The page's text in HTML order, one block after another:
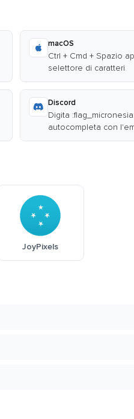
macOS
Ctrl + Cmd + Spazio
selettore di caratteri
Discord
Digita
autocompleta con
JoyPixels